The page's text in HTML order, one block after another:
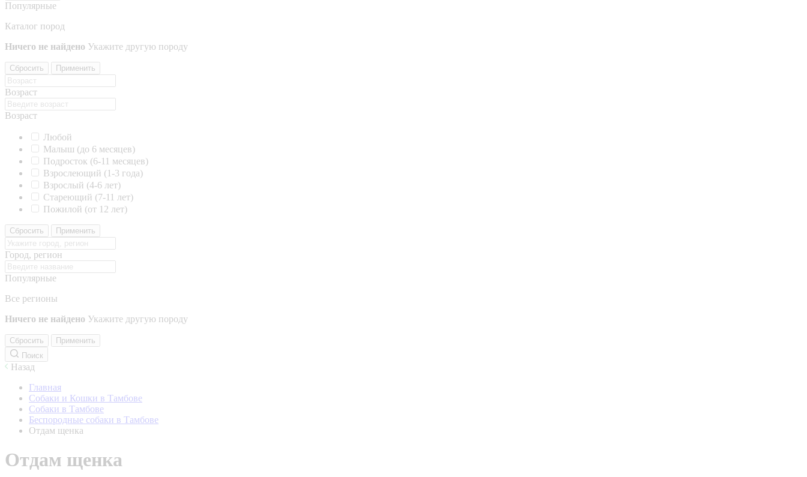
Популярные
Каталог пород
Ничего не найдено Укажите другую породу
Сбросить Применить
Возраст
Возраст
Любой
Малыш (до 6 месяцев)
Подросток (6-11 месяцев)
Взрослеющий (1-3 года)
Взрослый (4-6 лет)
Стареющий (7-11 лет)
Пожилой (от 12 лет)
Сбросить Применить
Город, регион
Популярные
Все регионы
Ничего не найдено Укажите другую породу
Сбросить
Применить
Поиск
Назад
Главная
Собаки и Кошки в Тамбове
Собаки в Тамбове
Беспородные собаки в Тамбове
Отдам щенка
Отдам щенка